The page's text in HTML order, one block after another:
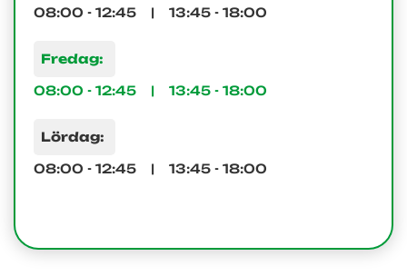
08:00 - 12:45 | 13:45 - 18:00
Fredag:
08:00 - 12:45 | 13:45 - 18:00
Lördag:
08:00 - 12:45 | 13:45 - 18:00